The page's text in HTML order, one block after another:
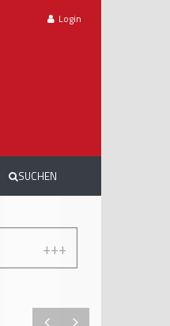
Login
SUCHEN
WORKSHOPS: